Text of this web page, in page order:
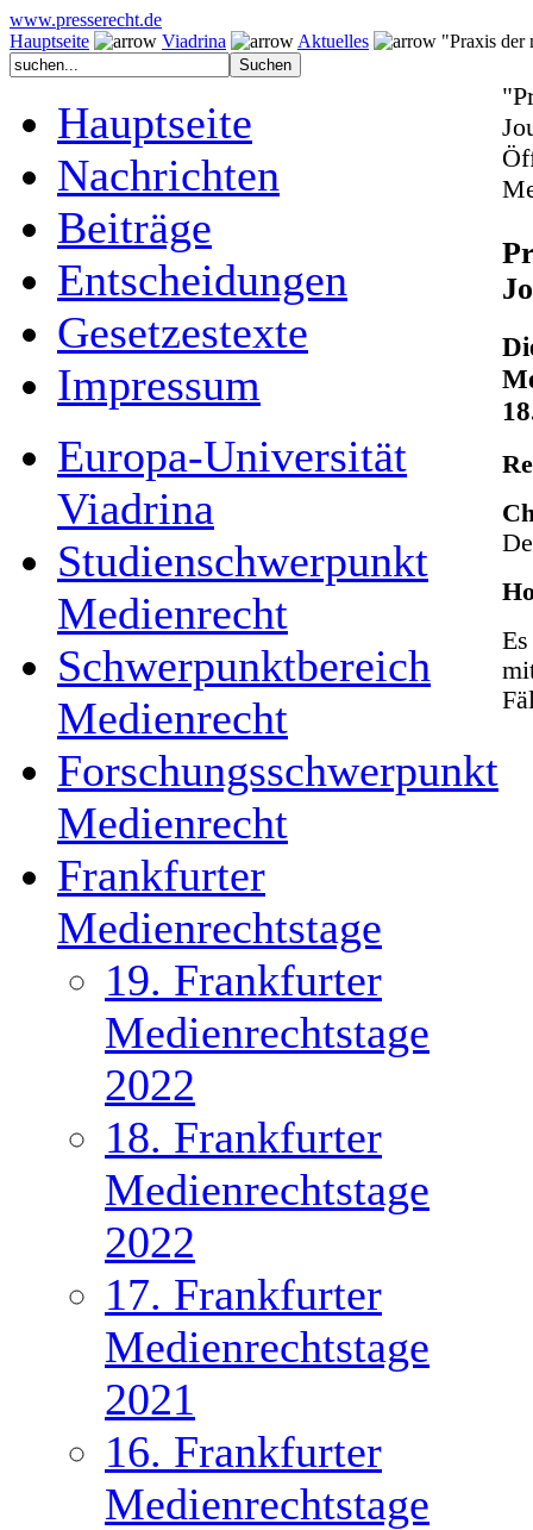
www.presserecht.de
Hauptseite
Viadrina Aktuelles "Praxis der
Hauptseite
Nachrichten
Beiträge
Entscheidungen
Gesetzestexte
Impressum
Europa-Universität
Viadrina
Studienschwerpunkt
Medienrecht
Schwerpunktbereich
Medienrecht
Forschungsschwerpunkt
Medienrecht
Frankfurter
Medienrechtstage
19. Frankfurter
Medienrechtstage
2022
18. Frankfurter
Medienrechtstage
2022
17. Frankfurter
Medienrechtstage
2021
16. Frankfurter
Medienrechtstage